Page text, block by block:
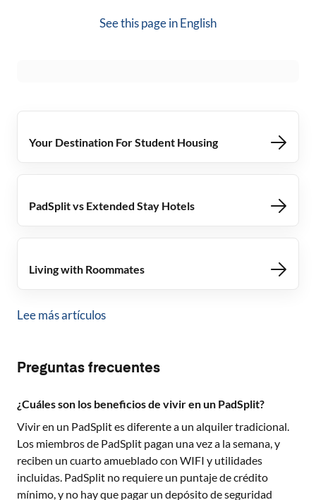
See this page inEnglish
Your Destination For Student Housing
PadSplit vs Extended Stay Hotels
Living with Roommates
Lee más artículos
Preguntas frecuentes
¿Cuáles son los beneficios de vivir en un PadSplit?
Vivir en un PadSplit es diferente a un alquiler tradicional.
Los miembros de PadSplit pagan una vez a la semana, y
reciben un cuarto amueblado con WIFI y utilidades
incluidas. PadSplit no requiere un puntaje de crédito
mínimo, y no hay que pagar un depósito de seguridad